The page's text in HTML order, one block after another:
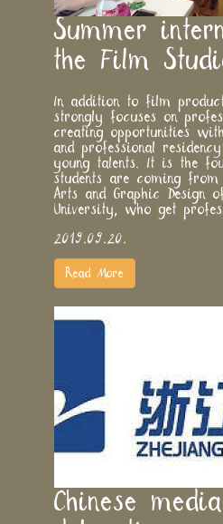
​Summer
the Film
In addition to film
strongly focuses on
creating opportunities
and professional
young talents. It is the
students are coming
Arts and Graphic Design
University, who get
2019.09.20.
Read More
​Chinese media